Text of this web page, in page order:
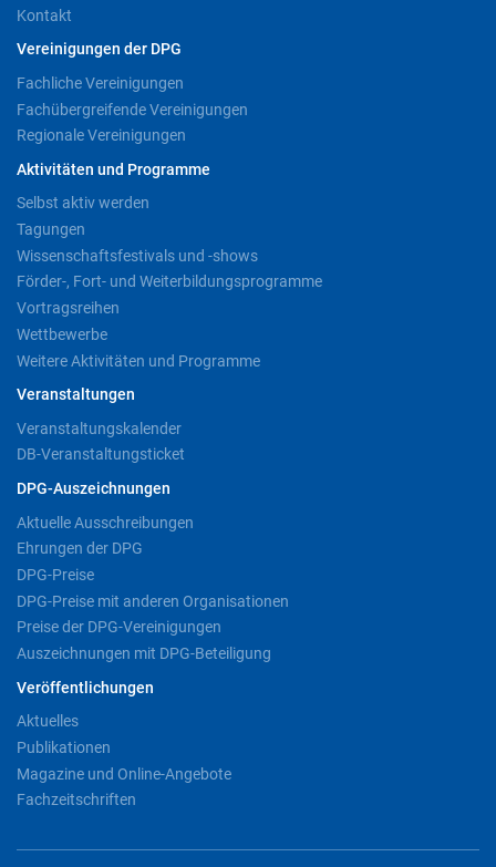
Kontakt
Vereinigungen der DPG
Fachliche Vereinigungen
Fachübergreifende Vereinigungen
Regionale Vereinigungen
Aktivitäten und Programme
Selbst aktiv werden
Tagungen
Wissenschaftsfestivals und -shows
Förder-, Fort- und Weiterbildungsprogramme
Vortragsreihen
Wettbewerbe
Weitere Aktivitäten und Programme
Veranstaltungen
Veranstaltungskalender
DB-Veranstaltungsticket
DPG-Auszeichnungen
Aktuelle Ausschreibungen
Ehrungen der DPG
DPG-Preise
DPG-Preise mit anderen Organisationen
Preise der DPG-Vereinigungen
Auszeichnungen mit DPG-Beteiligung
Veröffentlichungen
Aktuelles
Publikationen
Magazine und Online-Angebote
Fachzeitschriften